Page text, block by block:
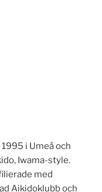
i Umeå och
Iwama-style.
med
Aikidoklubb och